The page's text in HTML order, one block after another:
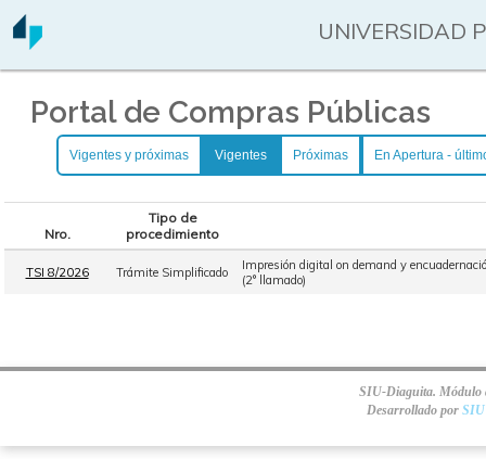
UNIVERSIDAD
Portal de Compras Públicas
Vigentes y próximas Vigentes Próximas En Apertura -
Nro.
Tipo de
procedimiento
TSI 8/2026 Trámite Simplificado
Impresión digital on demand y
(2° llamado)
SIU-Diaguita. Módulo
Desarrollado por SIU